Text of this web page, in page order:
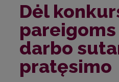
Dėl
darbo
pratęsimo